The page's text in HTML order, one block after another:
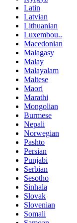
Latin
Latvian
Lithuanian
Luxembou..
Macedonian
Malagasy
Malay
Malayalam
Maltese
Maori
Marathi
Mongolian
Burmese
Nepali
Norwegian
Pashto
Persian
Punjabi
Serbian
Sesotho
Sinhala
Slovak
Slovenian
Somali